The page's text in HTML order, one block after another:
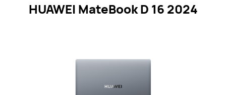
HUAWEI MateBook D 16 2024